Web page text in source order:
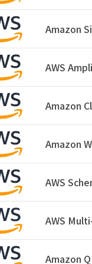
Amazon
AWS
Amazon
Amazon
AWS
AWS
Amazon